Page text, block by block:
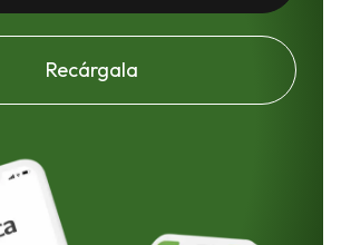
Recárgala